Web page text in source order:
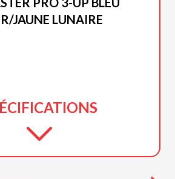
JAUNE LUNAIRE